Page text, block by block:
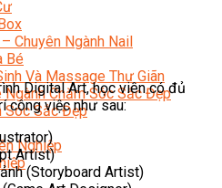
Chuyên Ngành Nail
Bé
Và Massage Thư Giãn
Chăm Sóc Sắc Đẹp
Sóc Sắc Đẹp
Nghiệp
Digital Art, học viên có đủ
công việc như sau:
Artist)
(Storyboard Artist)